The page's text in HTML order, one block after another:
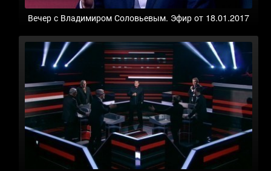
Вечер с Владимиром Соловьевым. Эфир от 18.01.2017